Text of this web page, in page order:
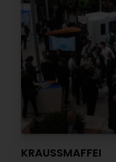
KRAUSSMAFFEI